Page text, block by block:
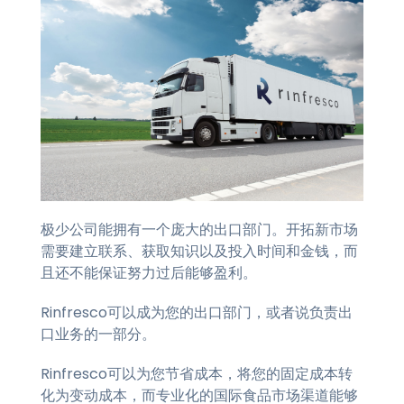
极少公司能拥有一个庞大的出口部门。开拓新市场
需要建立联系、获取知识以及投入时间和金钱，而
且还不能保证努力过后能够盈利。
Rinfresco可以成为您的出口部门，或者说负责出
口业务的一部分。
Rinfresco可以为您节省成本，将您的固定成本转
化为变动成本，而专业化的国际食品市场渠道能够